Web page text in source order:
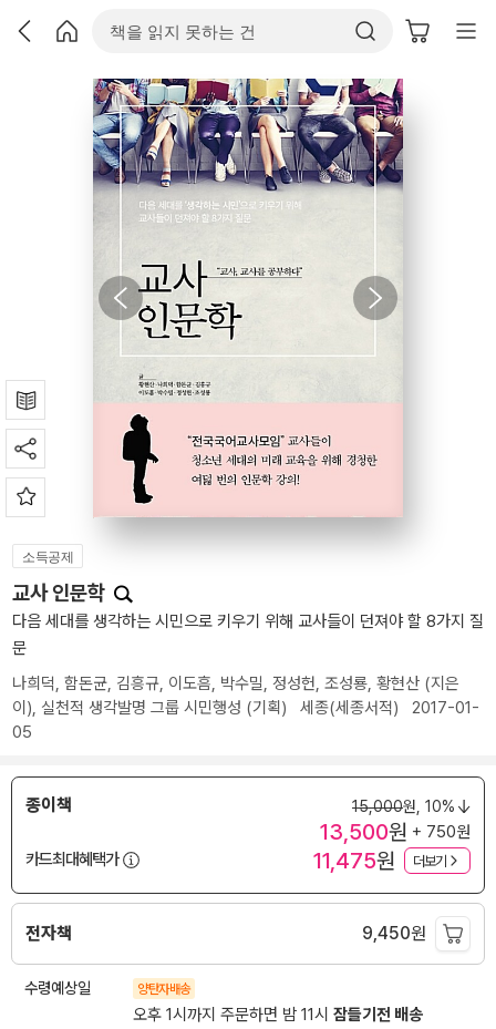
소득공제
교사 인문학
다음 세대를 생각하는 시민으로 키우기 위해 교사들이 던져야 할 8가지 질
문
나희덕, 함돈균, 김흥규, 이도흠, 박수밀, 정성헌, 조성룡, 황현산 (지은
이), 실천적 생각발명 그룹 시민행성 (기획) 세종(세종서적) 2017-01-
05
종이책 15,000원, 10%
13,500원 + 750원
카드최대혜택가
11,475원 더보기
전자책 9,450원
수령예상일 양탄자배송
오후 1시까지 주문하면 밤 11시 잠들기전 배송